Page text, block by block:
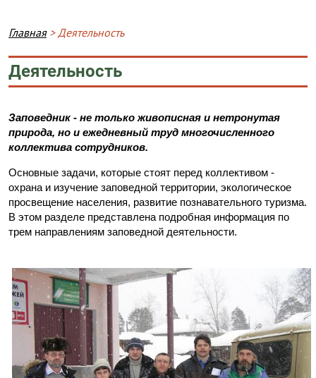
Breadcrumb
Главная Деятельность
Деятельность
Заповедник - не только живописная и нетронутая
природа, но и ежедневный труд многочисленного
коллектива сотрудников.
Основные задачи, которые стоят перед коллективом -
охрана и изучение заповедной территории, экологическое
просвещение населения, развитие познавательного туризма.
В этом разделе представлена подробная информация по
трем направлениям заповедной деятельности.